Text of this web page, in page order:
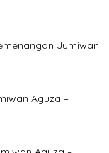
Jumiwan
Aguza –